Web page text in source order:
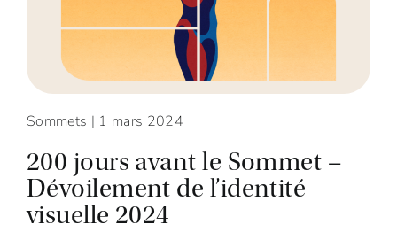
Sommets | 1 mars 2024
200 jours avant le Sommet –
Dévoilement de l’identité
visuelle 2024